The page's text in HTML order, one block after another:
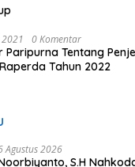
0 Komentar
Paripurna Tentang
Tahun 2022
Agustus 2026
S.H